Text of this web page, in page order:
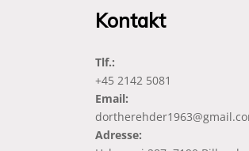
Kontakt
Tlf.:
+45 2142 5081
Email:
Adresse: